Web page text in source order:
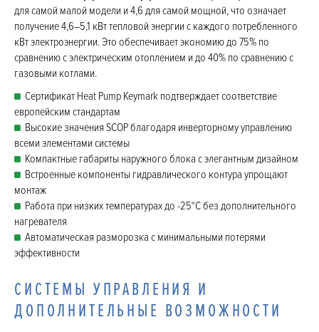
для самой малой модели и 4,6 для самой мощной, что означает
получение 4,6–5,1 кВт тепловой энергии с каждого потребленного
кВт электроэнергии. Это обеспечивает экономию до 75% по
сравнению с электрическим отоплением и до 40% по сравнению с
газовыми котлами.
Сертификат Heat Pump Keymark подтверждает соответствие
европейским стандартам
Высокие значения SCOP благодаря инверторному управлению
всеми элементами системы
Компактные габариты наружного блока с элегантным дизайном
Встроенные компоненты гидравлического контура упрощают
монтаж
Работа при низких температурах до -25°C без дополнительного
нагревателя
Автоматическая разморозка с минимальными потерями
эффективности
СИСТЕМЫ УПРАВЛЕНИЯ И
ДОПОЛНИТЕЛЬНЫЕ ВОЗМОЖНОСТИ